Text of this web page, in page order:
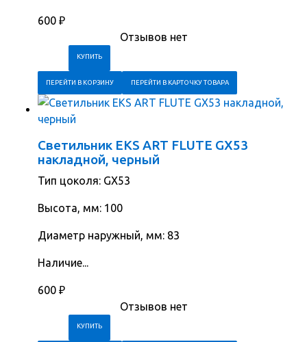
600 ₽
Отзывов нет
ПЕРЕЙТИ В КОРЗИНУ ПЕРЕЙТИ В КАРТОЧКУ ТОВАРА
Светильник EKS ART FLUTE GX53
накладной, черный
Тип цоколя: GX53
Высота, мм: 100
Диаметр наружный, мм: 83
Наличие...
600 ₽
Отзывов нет